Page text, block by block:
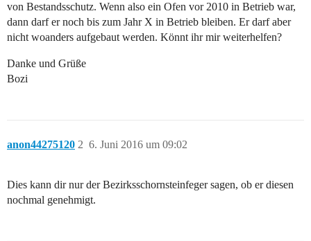
von Bestandsschutz. Wenn also ein Ofen vor 2010 in Betrieb war,
dann darf er noch bis zum Jahr X in Betrieb bleiben. Er darf aber
nicht woanders aufgebaut werden. Könnt ihr mir weiterhelfen?
Danke und Grüße
Bozi
anon44275120 6. Juni 2016 um 09:02
2
Dies kann dir nur der Bezirksschornsteinfeger sagen, ob er diesen
nochmal genehmigt.